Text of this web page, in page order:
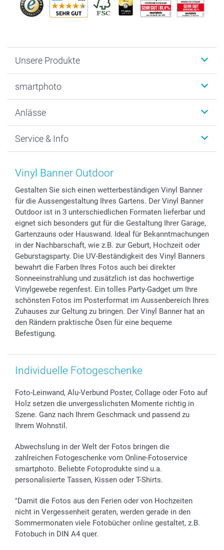
Unsere Produkte
Fotogeschenke
MyNameBook
Fotoabzüge, Fotos als Buch & Poster
Zubehör & Material
Foto-Kalender & Agenden
Sticker & Etiketten
Geschenk-Gutscheine (PDF)
smartphoto
Warum smartphoto
Datenschutz
AGB
Impressum
Presse
Partnerprogramme
Investor Relations
B2B smartbusiness
Widerrufsrecht
Anlässe
Neujahr
Muttertag
Vatertag
Kommunion & Konfirmation
Hochzeit
Geburtstag
Geburt
Zu allen Anlässen
Service & Info
Anmelden /Registrieren
Preise und Versandkosten
Lieferfristen
72h Lieferung
Zahlungsmöglichkeiten
Sitemap
Status der Bestellung
smartfriends
smartgarantie
smartbonus
Vinyl Banner Outdoor
Gestalten Sie sich einen wetterbeständigen Vinyl Banner
für die Aussengestaltung Ihres Gartens. Der Vinyl Banner
Outdoor ist in 3 unterschiedlichen Formaten lieferbar und
eignet sich besonders gut für die Gestaltung Ihrer Garage,
Gartenzauns oder Hauswand. Ideal für Bekanntmachungen
in der Nachbarschaft, wie z.B. zur Geburt, Hochzeit oder
Geburstagsparty. Die UV-Beständigkeit des Vinyl Banners
bewahrt die Farben Ihres Fotos auch bei direkter
Sonneeinstrahlung und zusätzlich ist das hochwertige
Vinylgewebe regenfest. Ein tolles Party-Gadget um Ihre
schönsten Fotos im Posterformat im Aussenbereich Ihres
Zuhauses zur Geltung zu bringen. Der Vinyl Banner hat an
den Rändern praktische Ösen für eine bequeme
Befestigung.
Individuelle Fotogeschenke
Foto-Leinwand, Alu-Verbund Poster, Collage oder Foto auf
Holz setzen die unvergesslichsten Momente richtig in
Szene. Ganz nach Ihrem Geschmack und passend zu
Ihrem Wohnstil.
Abwechslung in der Welt der Fotos bringen die
zahlreichen Fotogeschenke vom Online-Fotoservice
smartphoto. Beliebte Fotoprodukte sind u.a.
personalisierte Tassen, Kissen oder T-Shirts.
"Damit die Fotos aus den Ferien oder von Hochzeiten
nicht in Vergessenheit geraten, werden gerade in den
Sommermonaten viele Fotobücher online gestaltet, z.B.
Fotobuch in DIN A4 quer.